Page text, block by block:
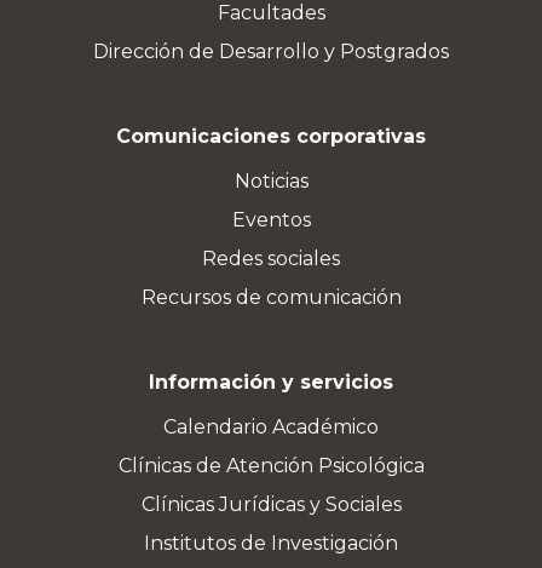
Facultades
Dirección de Desarrollo y Postgrados
Comunicaciones corporativas
Noticias
Eventos
Redes sociales
Recursos de comunicación
Información y servicios
Calendario Académico
Clínicas de Atención Psicológica
Clínicas Jurídicas y Sociales
Institutos de Investigación